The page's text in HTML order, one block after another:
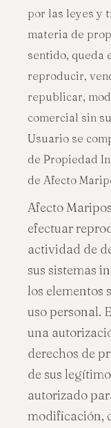
por las leyes y
materia de
sentido, queda
reproducir,
republicar,
comercial sin
Usuario se
de Propiedad
de Afecto
Afecto
efectuar
actividad de
sus sistemas
los elementos
uso personal.
una
derechos de
de sus
autorizado
modificación,